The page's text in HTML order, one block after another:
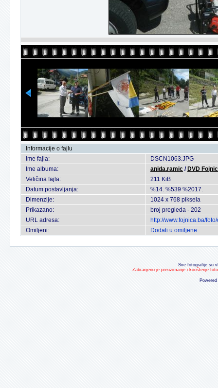
Informacije o fajlu
Ime fajla:
DSCN1063.JPG
Ime albuma:
anida.ramic / DVD
Veličina fajla:
211 KiB
Datum postavljanja:
%14. %539 %2017.
Dimenzije:
1024 x 768 piksela
Prikazano:
broj pregleda - 202
URL adresa:
http://www.fojnica.ba/
Omiljeni:
Dodati u omiljene
Sve fotografije su
Zabranjeno je preuzimanje i korištenje